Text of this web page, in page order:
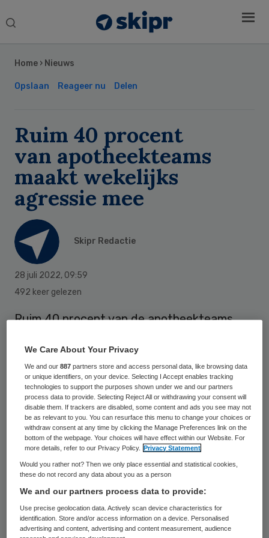
Search
Home › Nieuws
Opslaan Reageer nu Delen
Ruim 40 procent
van apotheekteams
maakt wekelijks
agressie mee
Skipr Redactie
28 juli 2022, 09:59
492 keer gelezen
Ruim 40 procent van deapotheekteams
last van verbale of fysieke agressie. Bijna
20 procent heeft hier dagelijks mee te
maken, signaleert apothekersorganisatie
KNMP op basis van haar peiling ingevuld
door achthonderd leden. De onvrede en
agressie zijn de belangrijkste redenen om te
stoppen met het werk, ziet de organisatie.
De grootste oorzaken voor frustratie in
de apotheek zijn de tekorten aan medicatie
Sidebar
We Care About Your Privacy
We and our887 partners store and access personal data, like browsing data
or unique identifiers, on your device. Selecting I Accept enables tracking
technologies to support the purposes shown under we and our partners
process data to provide. Selecting Reject All or withdrawing your consent will
disable them. If trackers are disabled, some content and ads you see may not
be as relevant to you. You can resurface this menu to change your choices or
withdraw consent at any time by clicking the Manage Preferences link on the
bottom of the webpage. Your choices will have effect within our Website. For
more details, refer to our Privacy Policy.
Privacy Statement
Would you rather not? Then we only place essential and statistical cookies,
these do not record any data about you as a person
We and our partners process data to provide:
Use precise geolocation data. Actively scan device characteristics for
identification. Store and/or access information on a device. Personalised
advertising and content, advertising and content measurement, audience